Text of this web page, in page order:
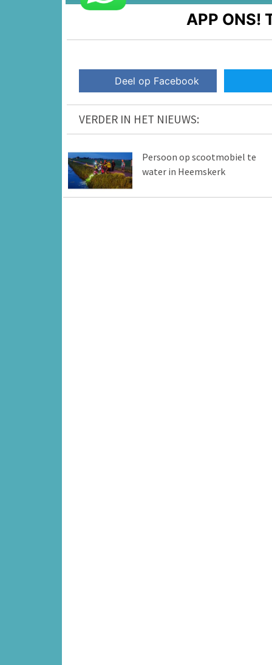
APP ONS!
Deel op Facebook
VERDER IN HET NIEUWS:
Persoon op scootmobiel te
water in Heemskerk